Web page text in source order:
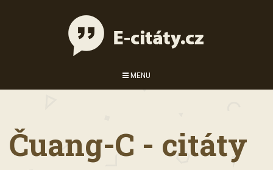
MENU
Čuang-C - citáty